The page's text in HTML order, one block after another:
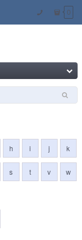
0
h i j k
s t v w